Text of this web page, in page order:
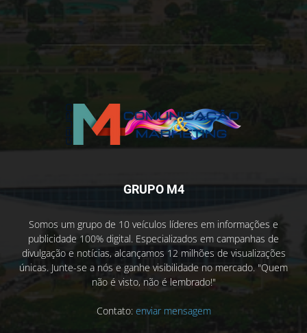
GRUPO M4
Somos um grupo de 10 veículos líderes em informações e
publicidade 100% digital. Especializados em campanhas de
divulgação e notícias, alcançamos 12 milhões de visualizações
únicas. Junte-se a nós e ganhe visibilidade no mercado. "Quem
não é visto, não é lembrado!"
Contato: enviar mensagem